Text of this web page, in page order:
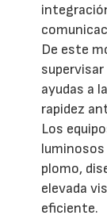
De este
ayudas a
rapidez
Los
luminosos
plomo,
elevada
eficiente.